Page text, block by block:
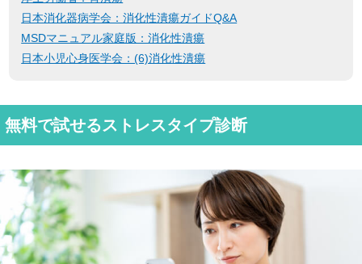
日本消化器病学会：消化性潰瘍ガイドQ&A
MSDマニュアル家庭版：消化性潰瘍
日本小児心身医学会：(6)消化性潰瘍
無料で試せるストレスタイプ診断